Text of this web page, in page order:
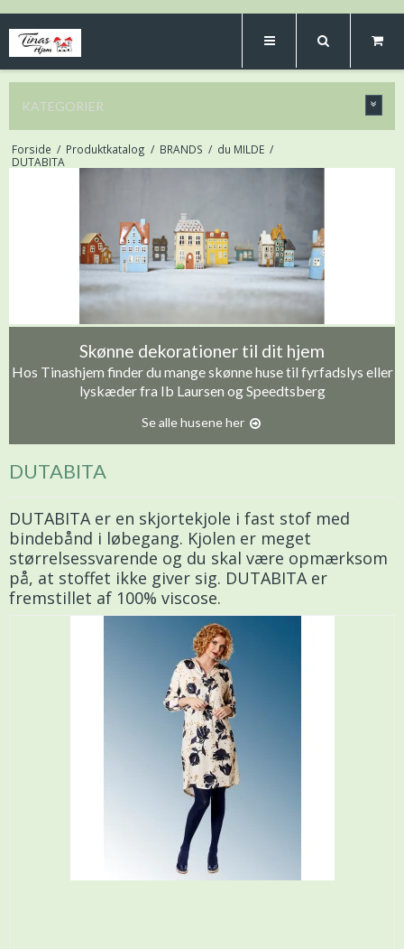
KATEGORIER
Forside / Produktkatalog / BRANDS / du MILDE /
DUTABITA
Skønne dekorationer til dit hjem
Hos Tinashjem finder du mange skønne huse til fyrfadslys eller
lyskæder fra Ib Laursen og Speedtsberg
Se alle husene her
DUTABITA
DUTABITA er en skjortekjole i fast stof med
bindebånd i løbegang. Kjolen er meget
størrelsessvarende og du skal være opmærksom
på, at stoffet ikke giver sig. DUTABITA er
fremstillet af 100% viscose.